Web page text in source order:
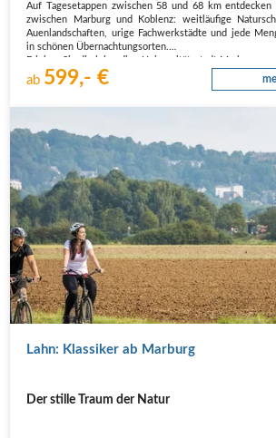
Auf Tagesetappen zwischen 58 und 68 km entdecken
zwischen Marburg und Koblenz: weitläufige
Auenlandschaften, urige Fachwerkstädte und jede
in schönen Übernachtungsorten.
ab 599,- €
Lahn: Klassiker ab Marburg
Der stille Traum der Natur